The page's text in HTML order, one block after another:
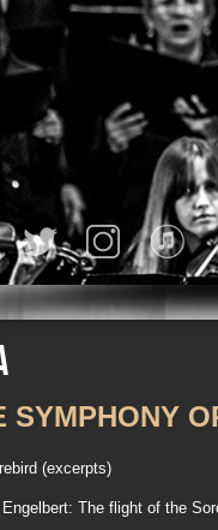
Twitter Instagram
SYMPHONY
(excerpts)
The flight of the